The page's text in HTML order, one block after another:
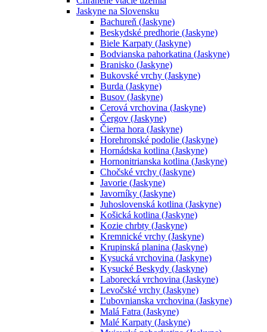
Jaskyne na Slovensku
Bachureň (Jaskyne)
Beskydské predhorie (Jaskyne)
Biele Karpaty (Jaskyne)
Bodvianska pahorkatina (Jaskyne)
Branisko (Jaskyne)
Bukovské vrchy (Jaskyne)
Burda (Jaskyne)
Busov (Jaskyne)
Cerová vrchovina (Jaskyne)
Čergov (Jaskyne)
Čierna hora (Jaskyne)
Horehronské podolie (Jaskyne)
Hornádska kotlina (Jaskyne)
Hornonitrianska kotlina (Jaskyne)
Chočské vrchy (Jaskyne)
Javorie (Jaskyne)
Javorníky (Jaskyne)
Juhoslovenská kotlina (Jaskyne)
Košická kotlina (Jaskyne)
Kozie chrbty (Jaskyne)
Kremnické vrchy (Jaskyne)
Krupinská planina (Jaskyne)
Kysucká vrchovina (Jaskyne)
Kysucké Beskydy (Jaskyne)
Laborecká vrchovina (Jaskyne)
Levočské vrchy (Jaskyne)
Ľubovnianska vrchovina (Jaskyne)
Malá Fatra (Jaskyne)
Malé Karpaty (Jaskyne)